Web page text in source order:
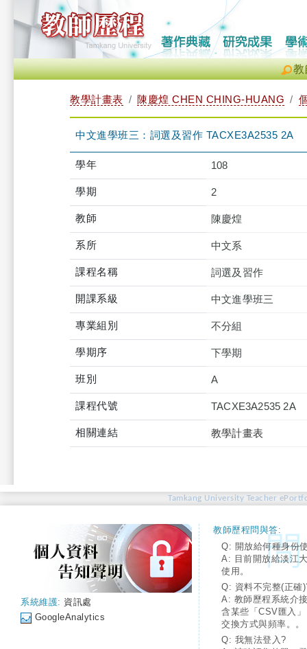
教
教學計畫表 陳慶煌 CHEN CHING-HUANG
中文進學班三：詞選及習作 TACXE3A2535 2A
學年 108
學期 2
教師 陳慶煌
系所 中文系
課程名稱 詞選及習作
開課系級 中文進學班三
專業組別 不分組
學期序 下學期
班別 A
課程代號 TACXE3A2535 2A
相關連結 教學計畫表
Tamkang University Teacher
系統維護: 資訊處
GoogleAnalytics
教師歷程問與答:
Q: 開放給何種身份
A: 目前開放給淡江
使用。
Q: 資料不完整(正確
A: 教師歷程系統介
含某些「CSV匯入
交換方式與頻率。。
Q: 我無法登入?